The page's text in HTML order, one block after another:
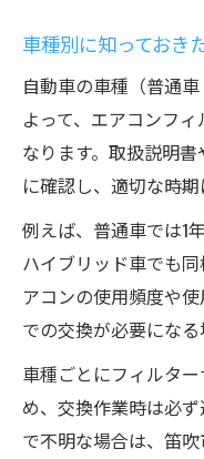
車種別に知っておき
自動車の車種（普通
よって、エアコンフ
なります。取扱説明
に確認し、適切な時期
例えば、普通車では1
ハイブリッド車でも
アコンの使用頻度や
での交換が必要になる
車種ごとにフィルタ
め、交換作業時は必
で不明な場合は、笛吹